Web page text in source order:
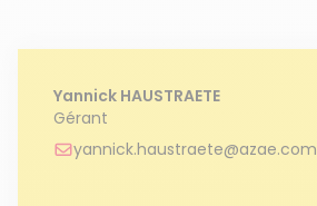
Yannick HAUSTRAETE
Gérant
yannick.haustraete@azae.com